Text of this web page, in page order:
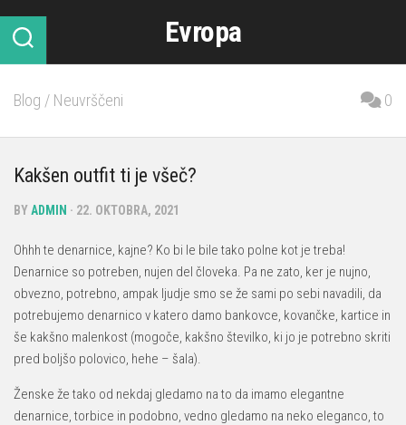
content
Evropa
Blog / Neuvrščeni 0
Kakšen outfit ti je všeč?
BYADMIN · 22. OKTOBRA, 2021
Ohhh te denarnice, kajne? Ko bi le bile tako polne kot je treba!
Denarnice so potreben, nujen del človeka. Pa ne zato, ker je nujno,
obvezno, potrebno, ampak ljudje smo se že sami po sebi navadili, da
potrebujemo denarnico v katero damo bankovce, kovančke, kartice in
še kakšno malenkost (mogoče, kakšno številko, ki jo je potrebno skriti
pred boljšo polovico, hehe – šala).
Ženske že tako od nekdaj gledamo na to da imamo elegantne
denarnice, torbice in podobno, vedno gledamo na neko eleganco, to